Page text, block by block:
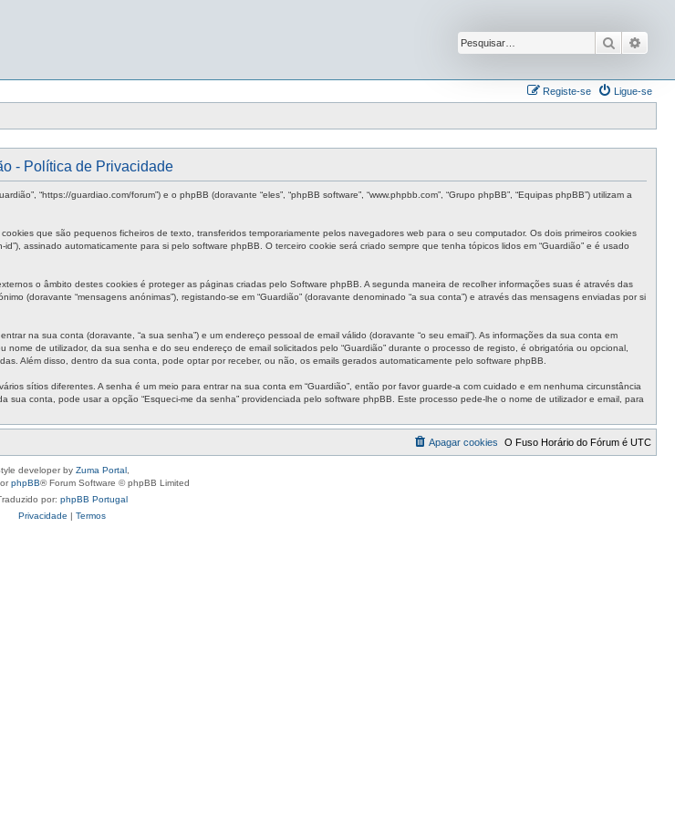
Pesquisar
Ligue-se
Registe-se
- Política de Privacidade
“https://guardiao.com/forum”) e o phpBB (doravante “eles”, “phpBB software”, “www.phpbb.com”, “Grupo phpBB”, “Equipas phpBB”) utilizam a
que são pequenos ficheiros de texto, transferidos temporariamente pelos navegadores web para o seu computador. Os dois primeiros cookies
assinado automaticamente para si pelo software phpBB. O terceiro cookie será criado sempre que tenha tópicos lidos em “Guardião” e é usado
o âmbito destes cookies é proteger as páginas criadas pelo Software phpBB. A segunda maneira de recolher informações suas é através das
(doravante “mensagens anónimas”), registando-se em “Guardião” (doravante denominado “a sua conta”) e através das mensagens enviadas por si
na sua conta (doravante, “a sua senha”) e um endereço pessoal de email válido (doravante “o seu email”). As informações da sua conta em
de utilizador, da sua senha e do seu endereço de email solicitados pelo “Guardião” durante o processo de registo, é obrigatória ou opcional,
Além disso, dentro da sua conta, pode optar por receber, ou não, os emails gerados automaticamente pelo software phpBB.
sítios diferentes. A senha é um meio para entrar na sua conta em “Guardião”, então por favor guarde-a com cuidado e em nenhuma circunstância
conta, pode usar a opção “Esqueci-me da senha” providenciada pelo software phpBB. Este processo pede-lhe o nome de utilizador e email, para
O Fuso Horário do Fórum é UTC
Apagar cookies
developer by Zuma Portal
phpBB® Forum Software © phpBB Limited
por: phpBB Portugal
Privacidade | Termos